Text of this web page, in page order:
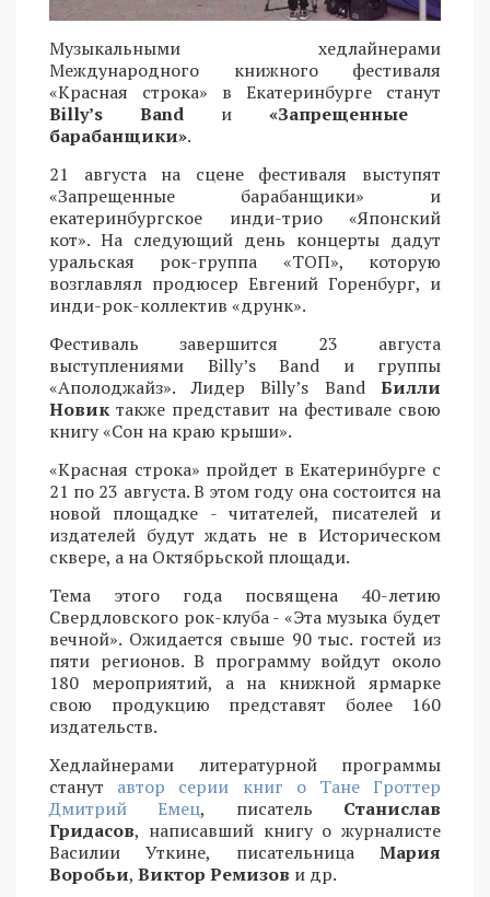
Музыкальными хедлайнерами
Международного книжного фестиваля
«Красная строка» в Екатеринбурге станут
Billy’s Band и «Запрещенные
барабанщики».
21 августа на сцене фестиваля выступят
«Запрещенные барабанщики» и
екатеринбургское инди-трио «Японский
кот». На следующий день концерты дадут
уральская рок-группа «ТОП», которую
возглавлял продюсер Евгений Горенбург, и
инди-рок-коллектив «друнк».
Фестиваль завершится 23 августа
выступлениями Billy’s Band и группы
«Аполоджайз». Лидер Billy’s Band Билли
Новик также представит на фестивале свою
книгу «Сон на краю крыши».
«Красная строка» пройдет в Екатеринбурге с
21 по 23 августа. В этом году она состоится на
новой площадке - читателей, писателей и
издателей будут ждать не в Историческом
сквере, а на Октябрьской площади.
Тема этого года посвящена 40-летию
Свердловского рок-клуба - «Эта музыка будет
вечной». Ожидается свыше 90 тыс. гостей из
пяти регионов. В программу войдут около
180 мероприятий, а на книжной ярмарке
свою продукцию представят более 160
издательств.
Хедлайнерами литературной программы
станут автор серии книг о Тане Гроттер
Дмитрий Емец, писатель Станислав
Гридасов, написавший книгу о журналисте
Василии Уткине, писательница Мария
Воробьи, Виктор Ремизов и др.